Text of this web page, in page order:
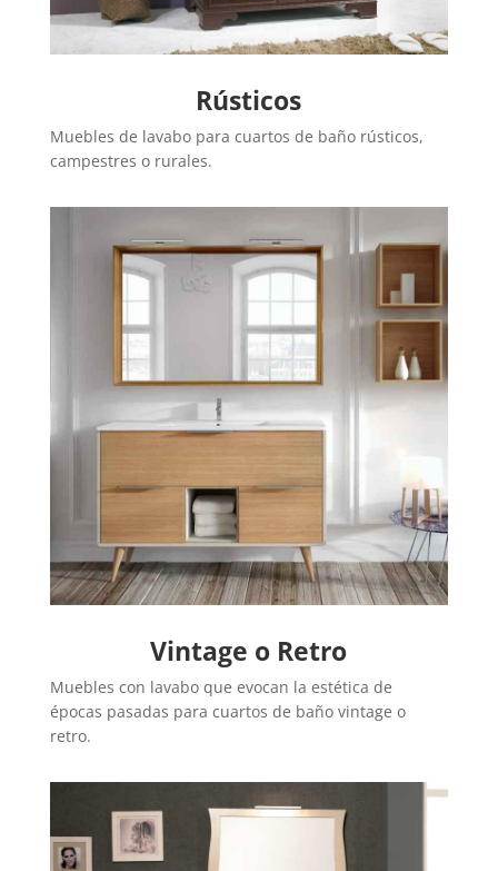
Rústicos
Muebles de lavabo para cuartos de baño rústicos,
campestres o rurales.
Vintage o Retro
Muebles con lavabo que evocan la estética de
épocas pasadas para cuartos de baño vintage o
retro.